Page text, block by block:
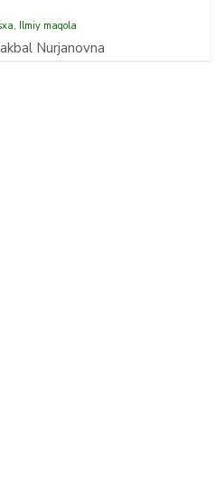
, Ilmiy maqola
Nurjanovna